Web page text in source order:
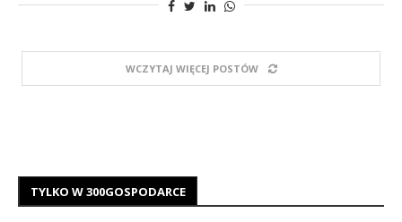
WCZYTAJ WIĘCEJ POSTÓW
TYLKO W 300GOSPODARCE